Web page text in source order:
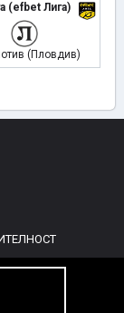
(efbet Лига)
(Пловдив)